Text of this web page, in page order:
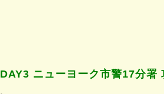
DAY3 ニューヨーク市警17分署